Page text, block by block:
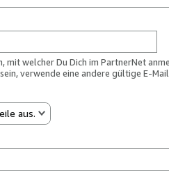
mit welcher Du Dich im PartnerNet
verwende eine andere gültige E-
aus.